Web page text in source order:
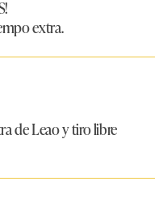
extra.
de Leao y tiro libre